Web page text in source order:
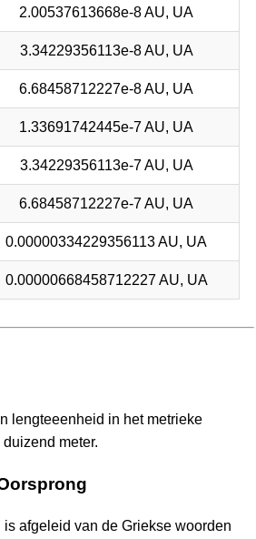
2.00537613668e-8 AU, UA
3.34229356113e-8 AU, UA
6.68458712227e-8 AU, UA
1.33691742445e-7 AU, UA
3.34229356113e-7 AU, UA
6.68458712227e-7 AU, UA
0.00000334229356113 AU, UA
0.00000668458712227 AU, UA
lengteeenheid in het metrieke
meter.
is afgeleid van de Griekse woorden